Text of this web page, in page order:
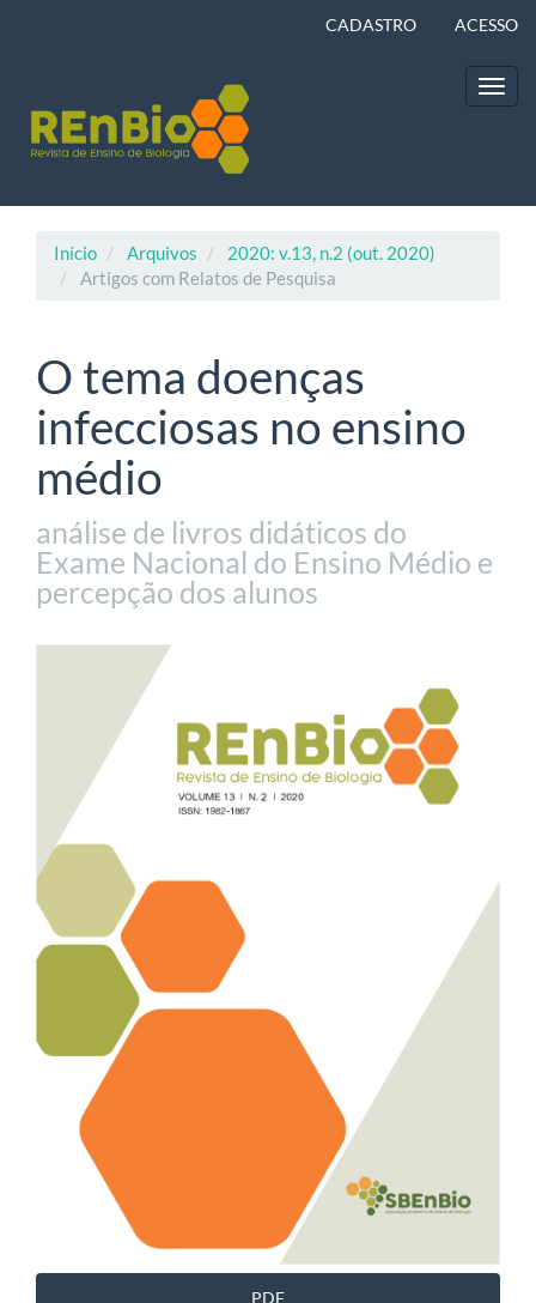
Barra
Lateral
CADASTRO ACESSO
Início Arquivos
2020: v.13, n.2 (out. 2020)
Artigos com Relatos de Pesquisa
O tema doenças
infecciosas no ensino
médio
análise de livros didáticos do
Exame Nacional do Ensino Médio e
percepção dos alunos
lateral
artigos
PDF